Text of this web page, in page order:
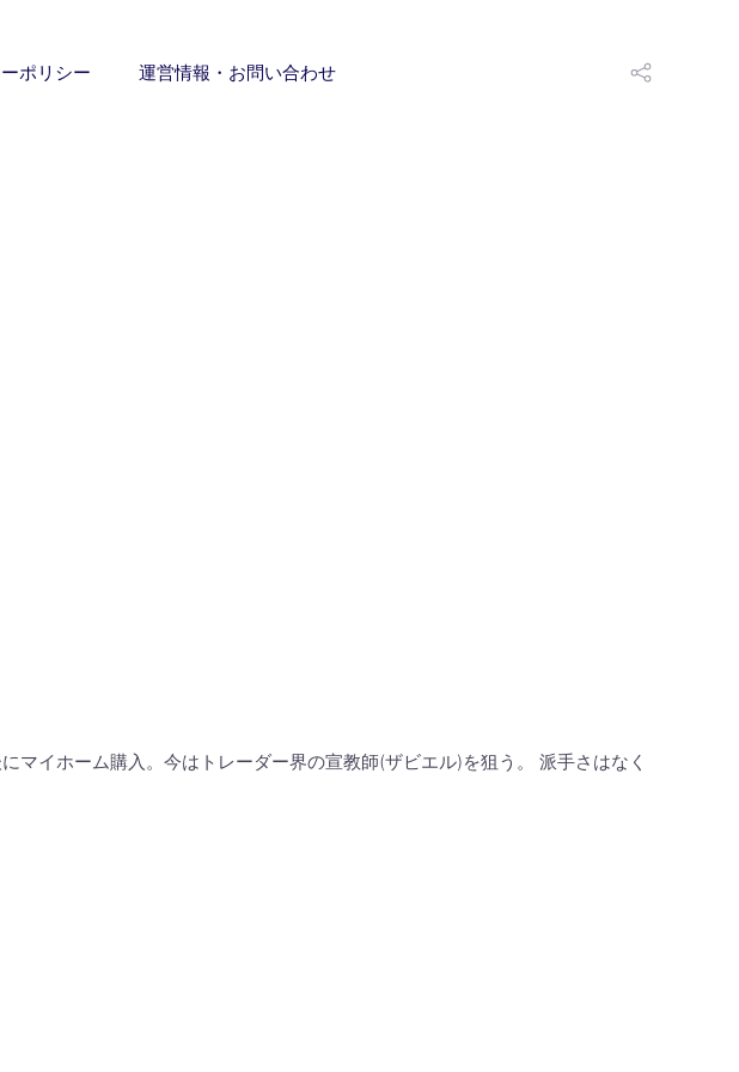
ポリシー 運営情報・お問い合わせ
イホーム購入。今はトレーダー界の宣教師(ザビエル)を狙う。 派手さはなく